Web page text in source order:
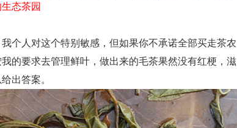
态茶园
个人对这个特别敏感，但如果你不承诺全部买走茶农
的要求去管理鲜叶，做出来的毛茶果然没有红梗，滋
出答案。